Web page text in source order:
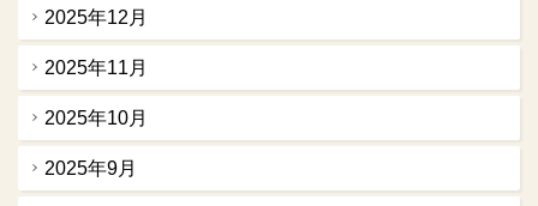
2025年12月
2025年11月
2025年10月
2025年9月